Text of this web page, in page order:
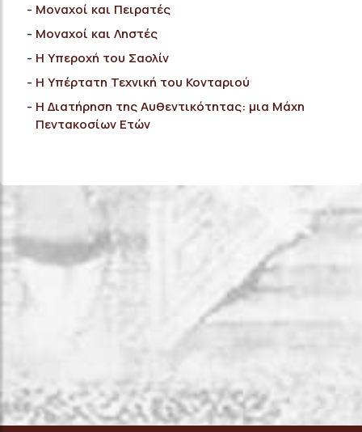
Μοναχοί και Πειρατές
Μοναχοί και Ληστές
Η Υπεροχή του Σαολίν
Η Υπέρτατη Τεχνική του Κονταριού
Η Διατήρηση της Αυθεντικότητας: μια Μάχη
Πεντακοσίων Ετών